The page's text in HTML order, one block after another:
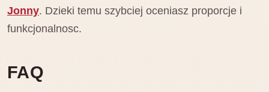
Jonny. Dzieki temu szybciej oceniasz proporcje i
funkcjonalnosc.
FAQ